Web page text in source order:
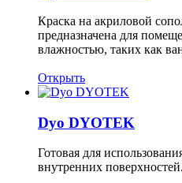
Краска на акриловой
предназначена для
влажностью, таких как
Открыть
Dyo DYOTEK
Готовая для
внутренних поверхностей.